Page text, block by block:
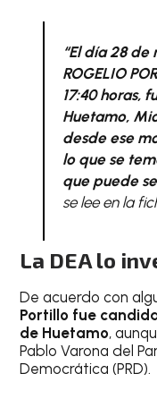
“El día 28
ROGELIO
17:40 horas,
Huetamo,
desde ese
lo que se
que puede
se lee en la
La DEA lo
De acuerdo con
Portillo fue
de Huetamo,
Pablo Varona del
Democrática (PRD).